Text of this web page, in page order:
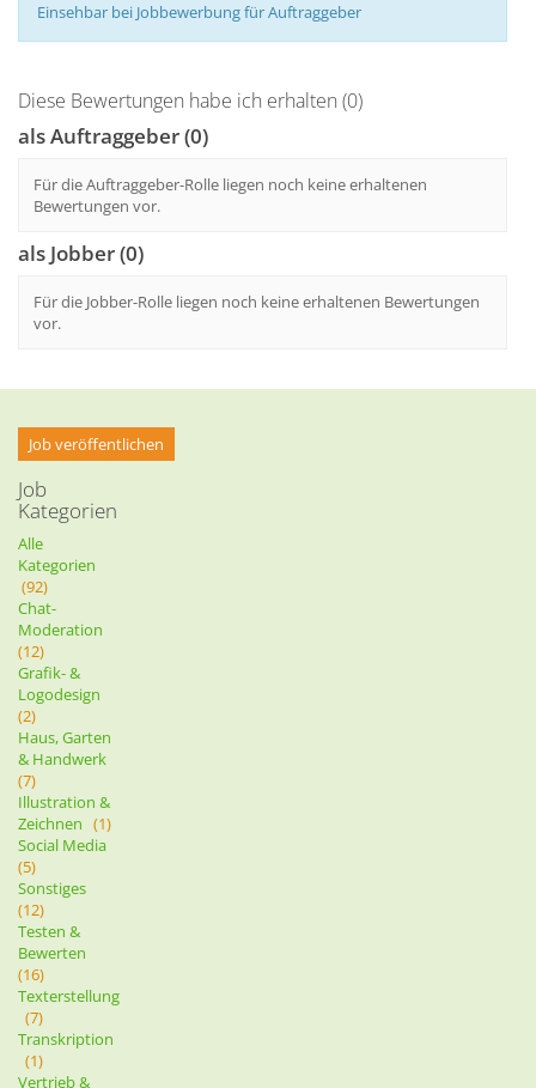
Einsehbar bei Jobbewerbung für Auftraggeber
Diese Bewertungen habe ich erhalten (0)
als Auftraggeber (0)
Für die Auftraggeber-Rolle liegen noch keine erhaltenen
Bewertungen vor.
als Jobber (0)
Für die Jobber-Rolle liegen noch keine erhaltenen Bewertungen
vor.
Job veröffentlichen
Job
Kategorien
Alle
Kategorien
(92)
Chat-
Moderation
(12)
Grafik- &
Logodesign
(2)
Haus, Garten
& Handwerk
(7)
Illustration &
Zeichnen (1)
Social Media
(5)
Sonstiges
(12)
Testen &
Bewerten
(16)
Texterstellung
(7)
Transkription
(1)
Vertrieb &